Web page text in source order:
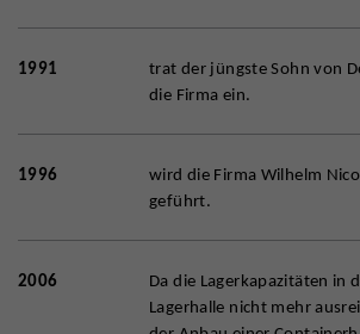
1991
trat der jüngste Sohn von
die Firma ein.
1996
wird die Firma Wilhelm
geführt.
2006
Da die Lagerkapazitäten in
Lagerhalle nicht mehr